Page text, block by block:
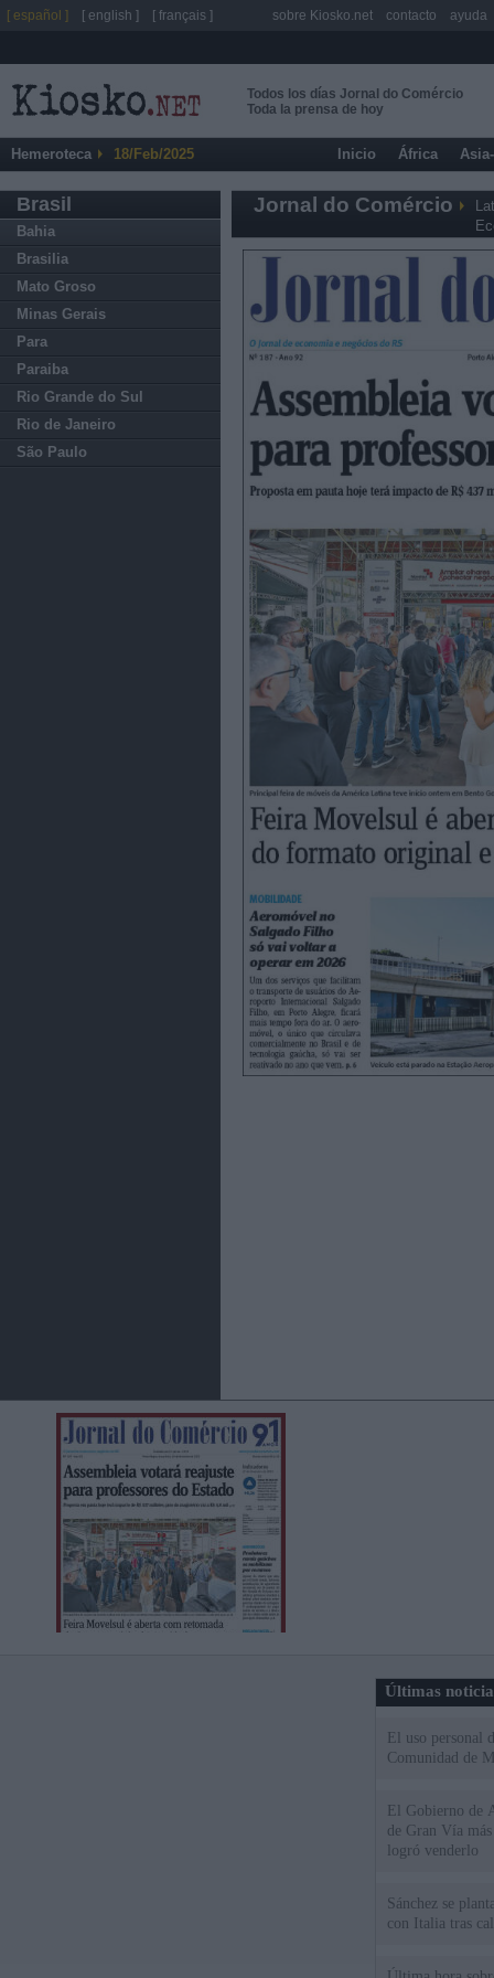
Todos los días Jornal do Comércio
Toda la prensa de hoy
Hemeroteca 18/Feb/2025 Inicio África
Brasil
Bahia
Brasilia
Mato Groso
Minas Gerais
Para
Paraiba
Rio Grande do Sul
Rio de Janeiro
São Paulo
Jornal do Comércio
Últimas
El uso personal
Comunidad de
El Gobierno de
de Gran Vía
logró venderlo
Sánchez se
con Italia tras
[ español ] [ english ] [ français ] sobre Kiosko.net contacto ayuda